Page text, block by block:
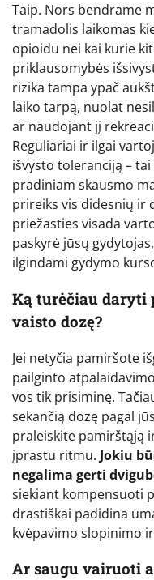
Taip. Nors bendrame
tramadolis laikomas
opioidu nei kai kurie
priklausomybės
rizika tampa ypač
laiko tarpą, nuolat
ar naudojant jį
Reguliariai ir ilgai
išvysto toleranciją –
pradiniam skausmo
prireiks vis didesnių ir
priežasties visada
paskyrė jūsų
ilgindami gydymo
Ką turėčiau daryti
vaisto dozę?
Jei netyčia pamiršote
pailginto
vos tik prisiminę.
sekančią dozę pagal
praleiskite pamirštąją
įprastu ritmu. Jokiu
negalima gerti
siekiant kompensuoti
drastiškai padidina
kvėpavimo slopinimo
Ar saugu vairuoti